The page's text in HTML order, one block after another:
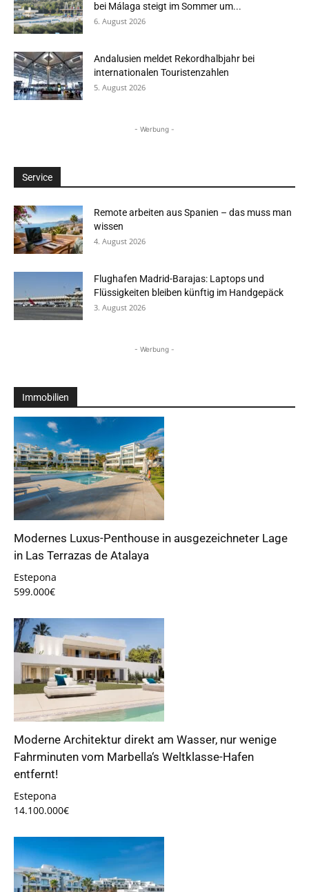
bei Málaga steigt im Sommer um...
6. August 2026
Andalusien meldet Rekordhalbjahr bei
internationalen Touristenzahlen
5. August 2026
- Werbung -
Service
Remote arbeiten aus Spanien – das muss man
wissen
4. August 2026
Flughafen Madrid-Barajas: Laptops und
Flüssigkeiten bleiben künftig im Handgepäck
3. August 2026
- Werbung -
Immobilien
Modernes Luxus-Penthouse in ausgezeichneter Lage
in Las Terrazas de Atalaya
Estepona
599.000€
Moderne Architektur direkt am Wasser, nur wenige
Fahrminuten vom Marbella‘s Weltklasse-Hafen
entfernt!
Estepona
14.100.000€